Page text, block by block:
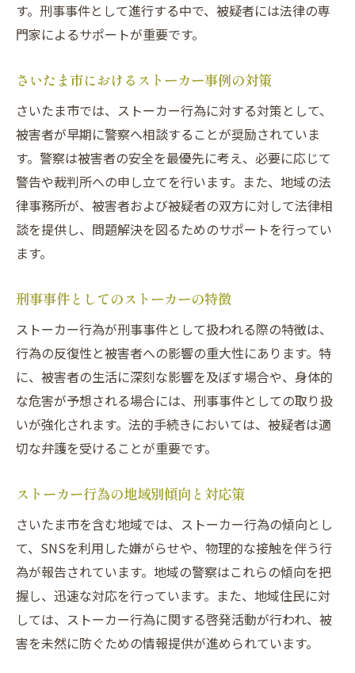
す。刑事事件として進行する中で、被疑者には法律の専
門家によるサポートが重要です。
さいたま市におけるストーカー事例の対策
さいたま市では、ストーカー行為に対する対策として、
被害者が早期に警察へ相談することが奨励されていま
す。警察は被害者の安全を最優先に考え、必要に応じて
警告や裁判所への申し立てを行います。また、地域の法
律事務所が、被害者および被疑者の双方に対して法律相
談を提供し、問題解決を図るためのサポートを行ってい
ます。
刑事事件としてのストーカーの特徴
ストーカー行為が刑事事件として扱われる際の特徴は、
行為の反復性と被害者への影響の重大性にあります。特
に、被害者の生活に深刻な影響を及ぼす場合や、身体的
な危害が予想される場合には、刑事事件としての取り扱
いが強化されます。法的手続きにおいては、被疑者は適
切な弁護を受けることが重要です。
ストーカー行為の地域別傾向と対応策
さいたま市を含む地域では、ストーカー行為の傾向とし
て、SNSを利用した嫌がらせや、物理的な接触を伴う行
為が報告されています。地域の警察はこれらの傾向を把
握し、迅速な対応を行っています。また、地域住民に対
しては、ストーカー行為に関する啓発活動が行われ、被
害を未然に防ぐための情報提供が進められています。